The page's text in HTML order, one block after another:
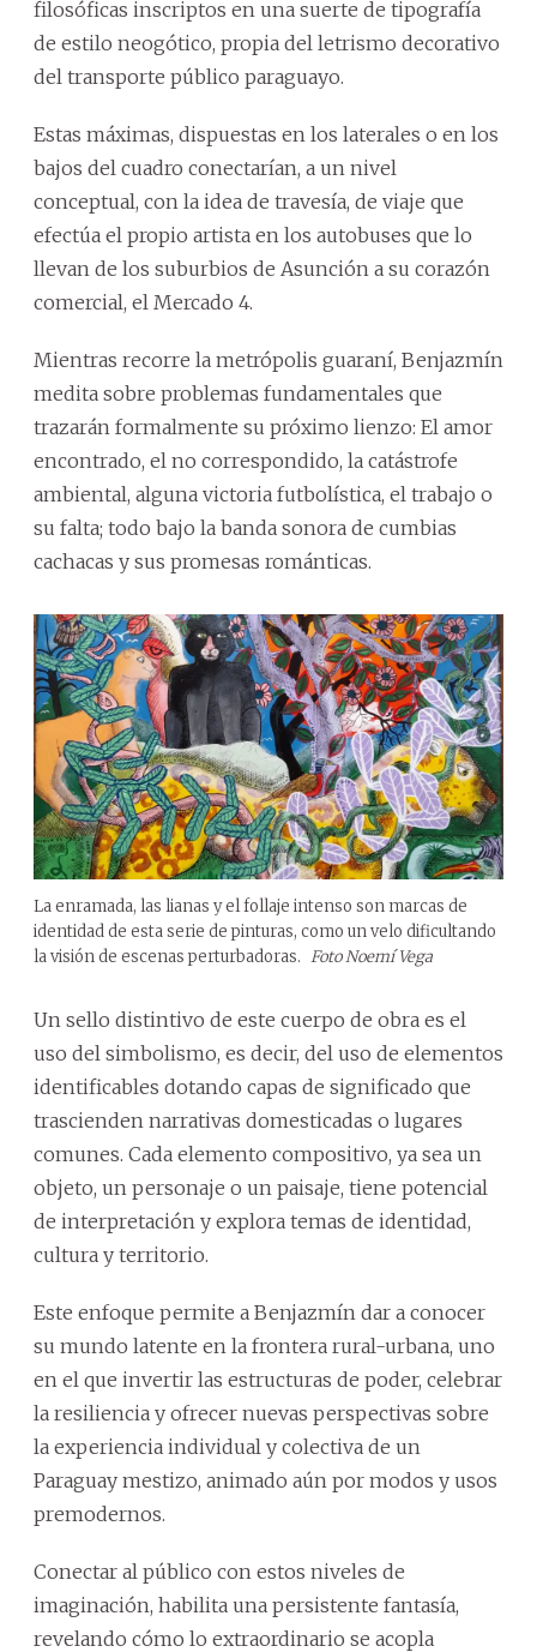
filosóficas inscriptos en una suerte de tipografía
de estilo neogótico, propia del letrismo decorativo
del transporte público paraguayo.
Estas máximas, dispuestas en los laterales o en los
bajos del cuadro conectarían, a un nivel
conceptual, con la idea de travesía, de viaje que
efectúa el propio artista en los autobuses que lo
llevan de los suburbios de Asunción a su corazón
comercial, el Mercado 4.
Mientras recorre la metrópolis guaraní, Benjazmín
medita sobre problemas fundamentales que
trazarán formalmente su próximo lienzo: El amor
encontrado, el no correspondido, la catástrofe
ambiental, alguna victoria futbolística, el trabajo o
su falta; todo bajo la banda sonora de cumbias
cachacas y sus promesas románticas.
La enramada, las lianas y el follaje intenso son marcas de
identidad de esta serie de pinturas, como un velo dificultando
la visión de escenas perturbadoras. Foto Noemí Vega
Un sello distintivo de este cuerpo de obra es el
uso del simbolismo, es decir, del uso de elementos
identificables dotando capas de significado que
trascienden narrativas domesticadas o lugares
comunes. Cada elemento compositivo, ya sea un
objeto, un personaje o un paisaje, tiene potencial
de interpretación y explora temas de identidad,
cultura y territorio.
Este enfoque permite a Benjazmín dar a conocer
su mundo latente en la frontera rural-urbana, uno
en el que invertir las estructuras de poder, celebrar
la resiliencia y ofrecer nuevas perspectivas sobre
la experiencia individual y colectiva de un
Paraguay mestizo, animado aún por modos y usos
premodernos.
Conectar al público con estos niveles de
imaginación, habilita una persistente fantasía,
revelando cómo lo extraordinario se acopla